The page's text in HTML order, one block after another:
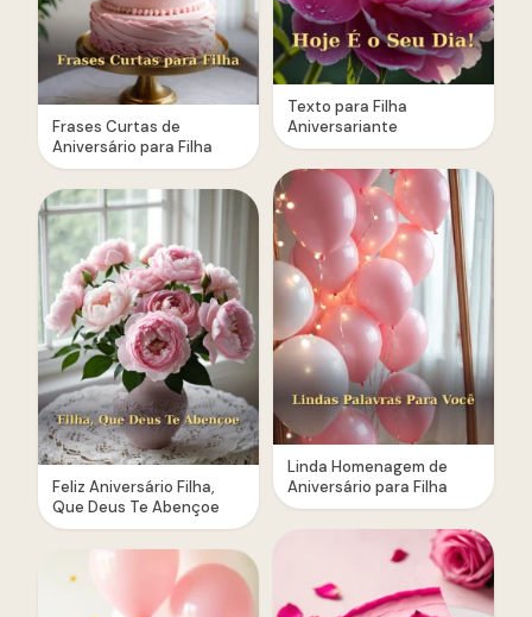
Frases Curtas de
Aniversário para Filha
Feliz Aniversário Filha,
Que Deus Te Abençoe
Texto para Filha
Aniversariante
Linda Homenagem de
Aniversário para Filha